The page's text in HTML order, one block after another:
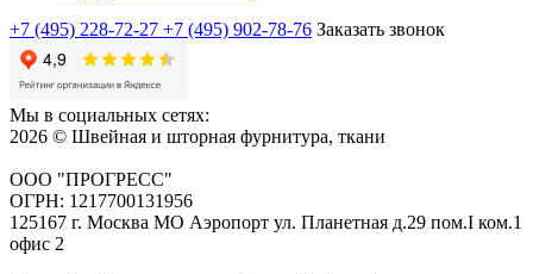
+7 (495) 228-72-27 +7 (495) 902-78-76 Заказать звонок
Мы в социальных сетях:
2026 © Швейная и шторная фурнитура, ткани
ООО "ПРОГРЕСС"
ОГРН: 1217700131956
125167 г. Москва МО Аэропорт ул. Планетная д.29 пом.I ком.1
офис 2